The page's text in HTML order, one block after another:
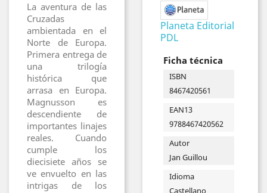
La aventura de las
Cruzadas
ambientada en el
Norte de Europa.
Primera entrega de
una trilogía
histórica que
arrasa en Europa.
Magnusson es
descendiente de
importantes linajes
reales. Cuando
cumple los
diecisiete años se
ve envuelto en las
intrigas de los
Planeta Editorial
PDL
Ficha técnica
ISBN
8467420561
EAN13
9788467420562
Autor
Jan Guillou
Idioma
Castellano